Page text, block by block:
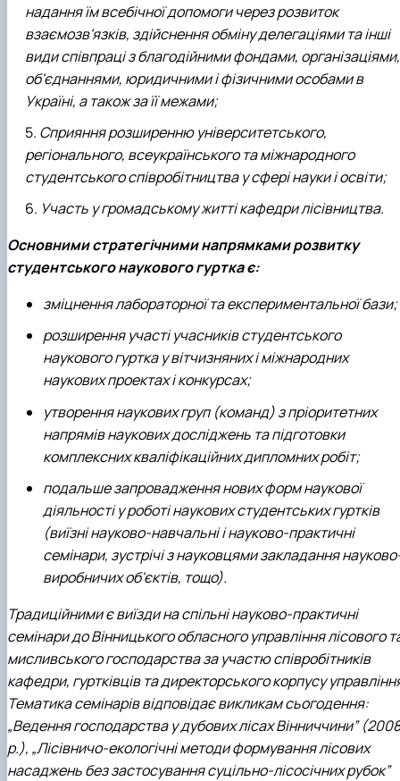
надання їм всебічної допомоги через розвиток
взаємозв'язків, здійснення обміну делегаціями та інші
види співпраці з благодійними фондами, організаціями,
об'єднаннями, юридичними і фізичними особами в
Україні, а також за її межами;
Сприяння розширенню університетського,
регіонального, всеукраїнського та міжнародного
студентського співробітництва у сфері науки і освіти;
Участь у громадському житті кафедри лісівництва.
Основними стратегічними напрямками розвитку
студентського наукового гуртка є:
зміцнення лабораторної та експериментальної бази;
розширення участі учасників студентського
наукового гуртка у вітчизняних і міжнародних
наукових проектах і конкурсах;
утворення наукових груп (команд) з пріоритетних
напрямів наукових досліджень та підготовки
комплексних кваліфікаційних дипломних робіт;
подальше запровадження нових форм наукової
діяльності у роботі наукових студентських гуртків
(виїзні науково-навчальні і науково-практичні
семінари, зустрічі з науковцями закладання
виробничих об'єктів, тощо).
Традиційними є виїзди на спільні науково-практичні
семінари до Вінницького обласного управління лісового
мисливського господарства за участю співробітників
кафедри, гуртківців та директорського корпусу
Тематика семінарів відповідає викликам сьогодення:
„Ведення господарства у дубових лісах Вінниччини” (2008
р.), „Лісівничо-екологічні методи формування лісових
насаджень без застосування суцільно-лісосічних рубок”